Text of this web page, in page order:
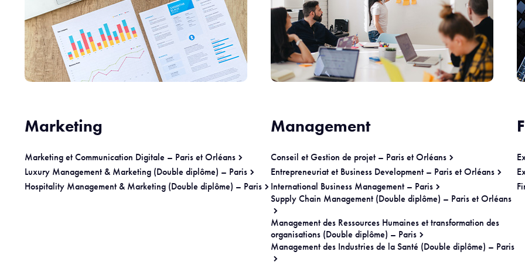
Marketing
Marketing et Communication Digitale – Paris et Orléans
Luxury Management & Marketing (Double diplôme) – Paris
Hospitality Management & Marketing (Double diplôme) – Paris
Management
Conseil et Gestion de projet – Paris et Orléans
Entrepreneuriat et Business Development – Paris et Orléans
International Business Management – Paris
Supply Chain Management (Double diplôme) – Paris et Orléans
Management des Ressources Humaines et transformation des
organisations (Double diplôme) – Paris
Management des Industries de la Santé (Double diplôme) – Paris